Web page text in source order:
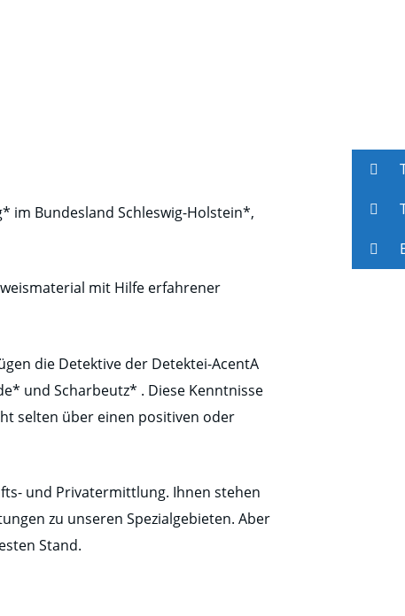
im Bundesland Schleswig-Holstein*,
mit Hilfe erfahrener
die Detektive der Detektei-AcentA
und Scharbeutz* . Diese Kenntnisse
selten über einen positiven oder
und Privatermittlung. Ihnen stehen
zu unseren Spezialgebieten. Aber
Stand.